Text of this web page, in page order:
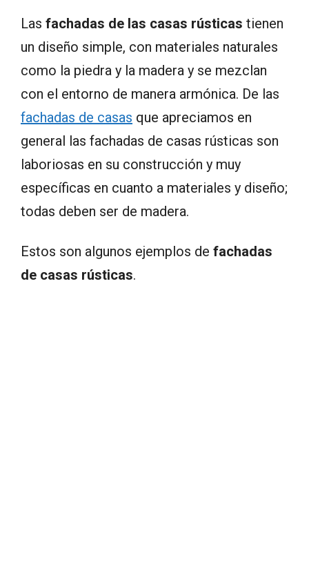
Las fachadas de las casas rústicas tienen
un diseño simple, con materiales naturales
como la piedra y la madera y se mezclan
con el entorno de manera armónica. De las
fachadas de casas que apreciamos en
general las fachadas de casas rústicas son
laboriosas en su construcción y muy
específicas en cuanto a materiales y diseño;
todas deben ser de madera.
Estos son algunos ejemplos de fachadas
de casas rústicas.